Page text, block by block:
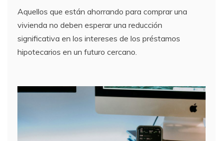
Aquellos que están ahorrando para comprar una
vivienda no deben esperar una reducción
significativa en los intereses de los préstamos
hipotecarios en un futuro cercano.